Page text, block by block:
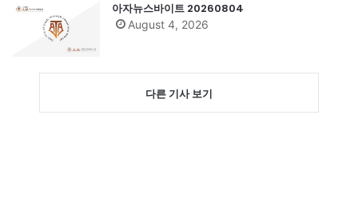
아자뉴스바이트 20260804
August 4, 2026
다른 기사 보기